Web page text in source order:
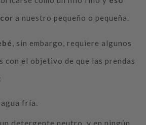
a nuestro pequeño o pequeña.
, sin embargo, requiere algunos
con el objetivo de que las prendas
fría.
detergente neutro, y en ningún